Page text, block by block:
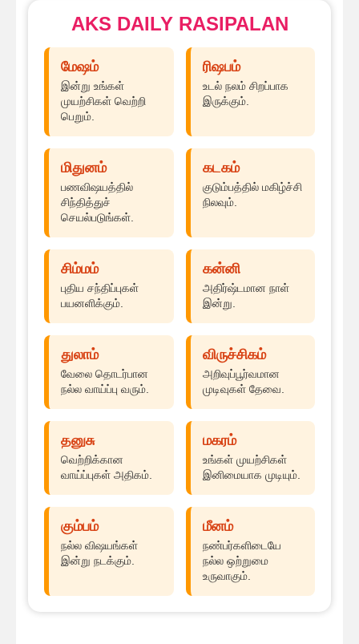
AKS DAILY RASIPALAN
மேஷம்
இன்று உங்கள்
முயற்சிகள் வெற்றி
பெறும்.
ரிஷபம்
உடல் நலம் சிறப்பாக
இருக்கும்.
மிதுனம்
பணவிஷயத்தில்
சிந்தித்துச்
செயல்படுங்கள்.
கடகம்
குடும்பத்தில் மகிழ்ச்சி
நிலவும்.
சிம்மம்
புதிய சந்திப்புகள்
பயனளிக்கும்.
கன்னி
அதிர்ஷ்டமான நாள்
இன்று.
துலாம்
வேலை தொடர்பான
நல்ல வாய்ப்பு வரும்.
விருச்சிகம்
அறிவுப்பூர்வமான
முடிவுகள் தேவை.
தனுசு
வெற்றிக்கான
வாய்ப்புகள் அதிகம்.
மகரம்
உங்கள் முயற்சிகள்
இனிமையாக முடியும்.
கும்பம்
நல்ல விஷயங்கள்
இன்று நடக்கும்.
மீனம்
நண்பர்களிடையே
நல்ல ஒற்றுமை
உருவாகும்.